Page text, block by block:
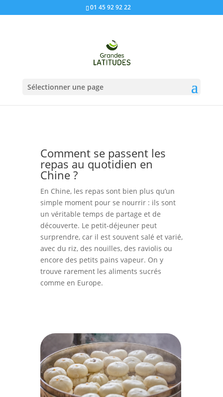
01 45 92 92 22
Sélectionner une page
Comment se passent les
repas au quotidien en
Chine ?
En Chine, les repas sont bien plus qu’un
simple moment pour se nourrir : ils sont
un véritable temps de partage et de
découverte. Le petit-déjeuner peut
surprendre, car il est souvent salé et varié,
avec du riz, des nouilles, des raviolis ou
encore des petits pains vapeur. On y
trouve rarement les aliments sucrés
comme en Europe.